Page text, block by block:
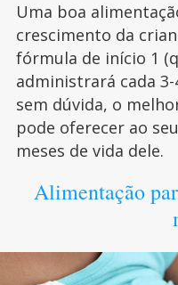
Uma boa
crescimento da
fórmula de início 1
administrará cada
sem dúvida, o
pode oferecer ao
meses de vida dele.
Alimentação